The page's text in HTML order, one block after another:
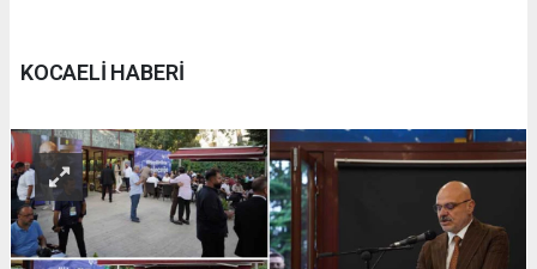
KOCAELİ HABERİ